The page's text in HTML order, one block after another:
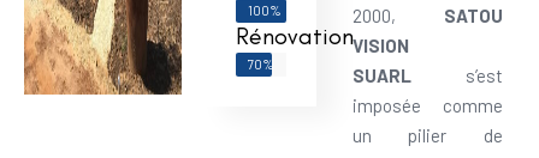
100%
Rénovation
70%
2000, SATOU
VISION
SUARLs’est
imposée comme
un pilier de